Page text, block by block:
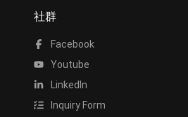
社群
Facebook
Youtube
LinkedIn
Inquiry Form